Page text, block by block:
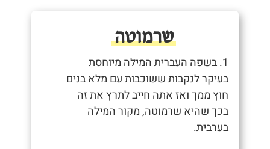
שרמוטה
1. בשפה העברית המילה מיוחסת
בעיקר לנקבות ששוכבות עם מלא בנים
חוץ ממך ואז אתה חייב לתרץ את זה
בכך שהיא שרמוטה, מקור המילה
בערבית.